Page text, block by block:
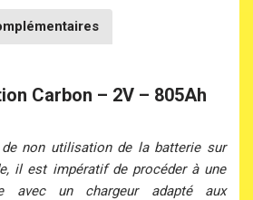
Carbon – 2V – 805Ah
non utilisation de la batterie sur
il est impératif de procéder à une
avec un chargeur adapté aux